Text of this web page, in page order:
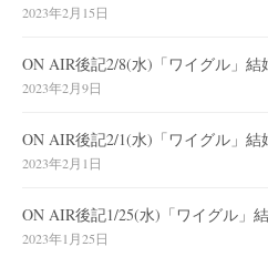
2023年2月15日
ON AIR後記2/8(水)「ワイグル」
2023年2月9日
ON AIR後記2/1(水)「ワイグル」
2023年2月1日
ON AIR後記1/25(水)「ワイグル」
2023年1月25日